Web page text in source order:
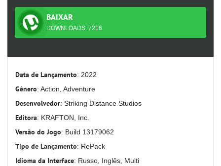
BAIXAR
TORRENTDOWNLOADS: 7216
Data de Lançamento: 2022
Gênero: Action, Adventure
Desenvolvedor: Striking Distance Studios
Editora: KRAFTON, Inc.
Versão do Jogo: Build 13179062
Tipo de Lançamento: RePack
Idioma da Interface: Russo, Inglês, Multi